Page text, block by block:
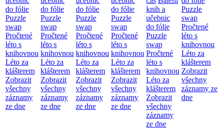
do fólie
Puzzle
swap
Pročtené
léto s
knihovnou
Léto za
klášterem
Zobrazit
všechny
záznamy
ze dne
do fólie
Puzzle
swap
Pročtené
léto s
knihovnou
Léto za
klášterem
Zobrazit
všechny
záznamy
ze dne
do fólie
Puzzle
swap
Pročtené
léto s
knihovnou
Léto za
klášterem
Zobrazit
všechny
záznamy
ze dne
do fólie
Puzzle
swap
Pročtené
léto s
knihovnou
Léto za
klášterem
Zobrazit
všechny
záznamy
ze dne
knih a
učebnic
do fólie
Puzzle
swap
Pročtené
léto s
knihovnou
Léto za
klášterem
Zobrazit
všechny
záznamy
ze dne
Puzzle
swap
Pročtené
léto s
knihovnou
Léto za
klášterem
Zobrazit
všechny
záznamy ze
dne